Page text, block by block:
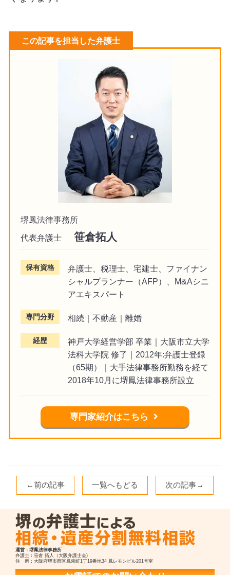
この記事を担当した弁護士
堺鳳法律事務所
代表弁護士
笹倉拓人
保有資格
弁護士、税理士、宅建士、ファイナン
シャルプランナー（AFP）、M&Aシニ
アエキスパート
専門分野 相続｜不動産｜離婚
経歴
神戸大学経営学部 卒業｜大阪市立大学
法科大学院 修了｜2012年:弁護士登録
（65期）｜大手法律事務所勤務を経て
2018年10月に堺鳳法律事務所設立
専門家紹介はこちら
←前の記事 一覧へもどる 次の記事→
運営：堺鳳法律事務所
弁護士：笹倉 拓人（大阪弁護士会)
住 所：大阪府堺市西区鳳東町1丁19番地34 鳳レモンビル201号室